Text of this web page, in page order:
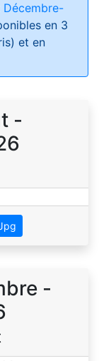
Décembre-
en 3
et en
-
-